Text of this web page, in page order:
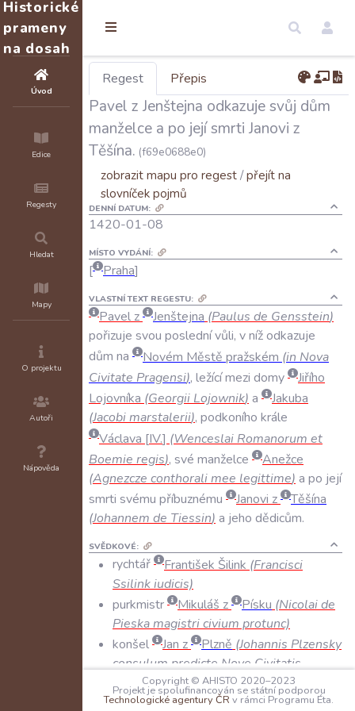
Historické
prameny
na dosah
Úvod
Edice
Regesty
Hledat
Mapy
O projektu
Autoři
Nápověda
Regest Přepis
Pavel z Jenštejna odkazuje svůj dům
manželce a po její smrti Janovi z
Těšína. (f69e0688e0)
zobrazit mapu pro regest/přejít na
slovníček pojmů
DENNÍ DATUM:
1420-01-08
MÍSTO VYDÁNÍ:
Praha
VLASTNÍ TEXT REGESTU:
Pavel z Jenštejna (Paulus de Gensstein)
pořizuje svou poslednívůli, vnížodkazuje
dům na Novém Městě pražském (in Nova
Civitate Pragensi), ležícímezi domy
Jiřího
Lojovníka (Georgii Lojownik) a
Jakuba
(Jacobimarstalerii), podkoního krále
Václava IV. (Wenceslai Romanorum et
Boemie regis), své manželce
Anežce
(Agnezcze conthoralimee legittime) a po její
smrti svému příbuznému Janovi z
Těšína
(Johannem de Tiessin) a jeho dědicům.
SVĚDKOVÉ:
rychtář František Šilink (Francisci
Ssilink iudicis)
purkmistr
Mikuláš z Písku (Nicolai de
Pieska magistri civium protunc)
konšel
Jan z Plzně (Johannis Plzensky
consulum predicte Nove Civitatis
Pragensis)Copyright © AHISTO 2020–2023
Projekt je spolufinancován se státní podporou
Technologické agentury ČR v rámci Programu Éta.